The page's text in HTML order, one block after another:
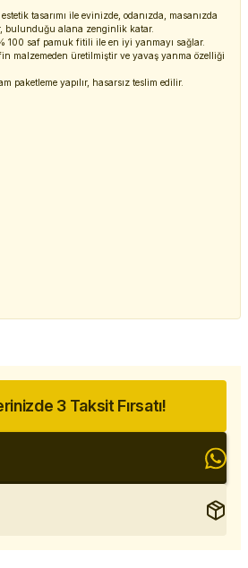
tasarımı ile evinizde, odanızda, masanızda
bulunduğu alana zenginlik katar.
100 saf pamuk fitili ile en iyi yanmayı sağlar.
malzemeden üretilmiştir ve yavaş yanma özelliği
paketleme yapılır, hasarsız teslim edilir.
3 Taksit Fırsatı!